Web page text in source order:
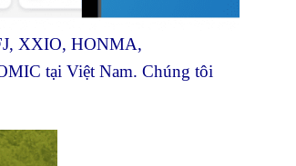
XXIO, HONMA,
tại Việt Nam. Chúng tôi